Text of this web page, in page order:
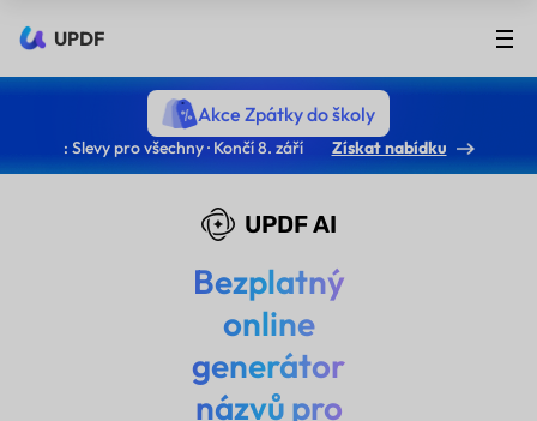
UPDF
Akce Zpátky do školy
: Slevy pro všechny · Končí 8. září Získat nabídku
UPDF AI
Bezplatný
online
generátor
názvů pro